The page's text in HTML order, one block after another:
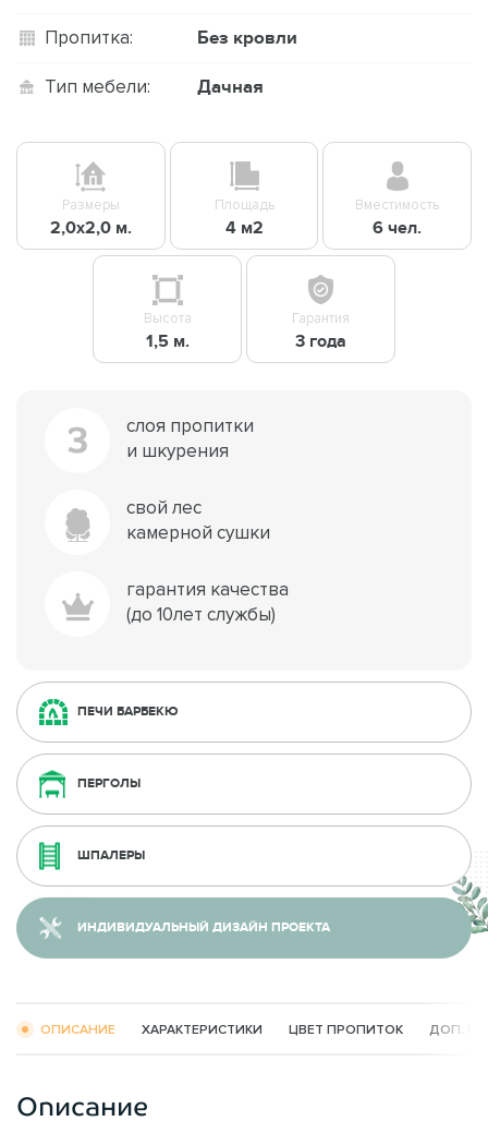
Пропитка: Без кровли
Тип мебели: Дачная
Размеры
2,0х2,0 м.
Площадь
4 м2
Вместимость
6 чел.
Высота
1,5 м.
Гарантия
3 года
3
слоя пропитки
и шкурения
свой лес
камерной сушки
гарантия качества
(до 10лет службы)
ПЕЧИ БАРБЕКЮ
ПЕРГОЛЫ
ШПАЛЕРЫ
ИНДИВИДУАЛЬНЫЙ ДИЗАЙН ПРОЕКТА
ОПИСАНИЕ ХАРАКТЕРИСТИКИ ЦВЕТ ПРОПИТОК ДОП.
Описание